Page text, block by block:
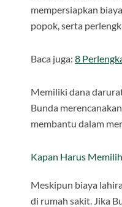
mempersiapkan
popok, serta
Baca juga: 8
Memiliki dana
Bunda
membantu dalam
Kapan Harus
Meskipun biaya
di rumah sakit. Jika